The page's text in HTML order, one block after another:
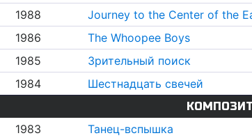
1988
Journey to the Center of the
1986
The Whoopee Boys
1985
Зрительный поиск
1984
Шестнадцать свечей
1983 Танец-вспышка